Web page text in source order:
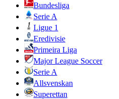
Bundesliga
Serie A
Ligue 1
Eredivisie
Primeira Liga
Major League Soccer
Serie A
Allsvenskan
Superettan